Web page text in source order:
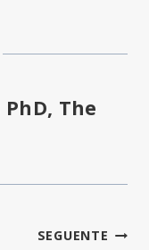
The
SEGUENTE